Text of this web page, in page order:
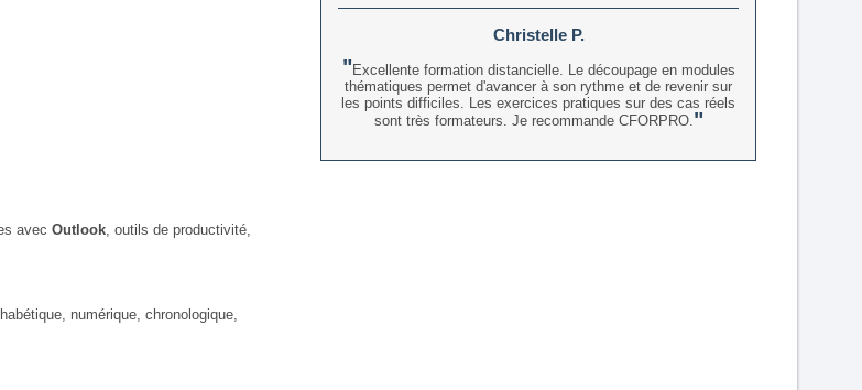
avec Outlook , outils de productivité,
numérique, chronologique,
Christelle P.
Excellente formation distancielle. Le découpage en modules
thématiques permet d'avancer à son rythme et de revenir sur
les points difficiles. Les exercices pratiques sur des cas réels
sont très formateurs. Je recommande CFORPRO.